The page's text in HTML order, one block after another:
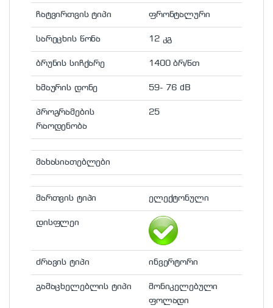
ჩატვირთვის ტიპი ფრონტალური
სარეცხის წონა 12 კგ
ბრუნის სიჩქარე 1400 ბრ/წთ
ხმაურის დონე 59- 76 dB
პროგრამების
რაოდენობა
25
მახასიათებლები
მართვის ტიპი ელექტონული
დისფლეი
ძრავის ტიპი ინვერტორი
გამაცხელებლის ტიპი
მონიკელებული
ფოლადი